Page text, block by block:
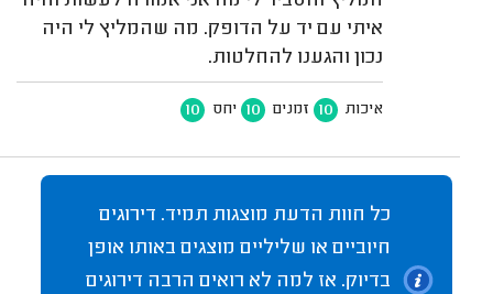
איתי עם יד על הדופק. מה שהמליץ לי היה
נכון והגענו להחלטות.
איכות 10 זמנים 10 יחס 10
כל חוות הדעת מוצגות תמיד. דירוגים
חיוביים או שליליים מוצגים באותו אופן
בדיוק. אז למה לא רואים הרבה דירוגים